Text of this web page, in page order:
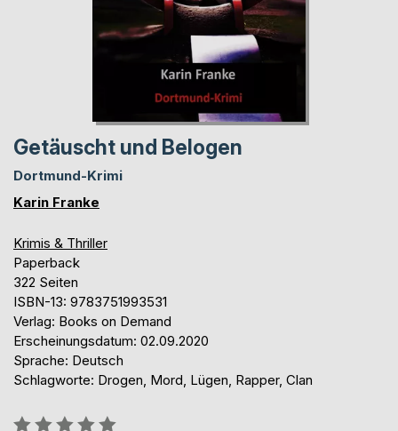
Getäuscht und Belogen
Dortmund-Krimi
Karin Franke
Krimis & Thriller
Paperback
322 Seiten
ISBN-13: 9783751993531
Verlag: Books on Demand
Erscheinungsdatum: 02.09.2020
Sprache: Deutsch
Schlagworte: Drogen, Mord, Lügen, Rapper, Clan
Bewertung::